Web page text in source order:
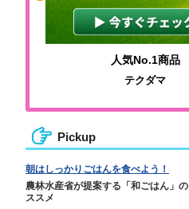
人気No.1商品
テクダマ
Pickup
朝はしっかりごはんを食べよう！
農林水産省が提案する「和ごはん」の
ススメ